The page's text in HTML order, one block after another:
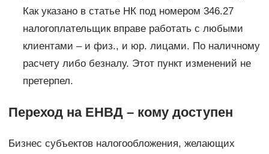
Как указано в статье НК под номером 346.27
налогоплательщик вправе работать с любыми
клиентами – и физ., и юр. лицами. По наличному
расчету либо безналу. Этот пункт изменений не
претерпел.
Переход на ЕНВД – кому доступен
Бизнес субъектов налогообложения, желающих